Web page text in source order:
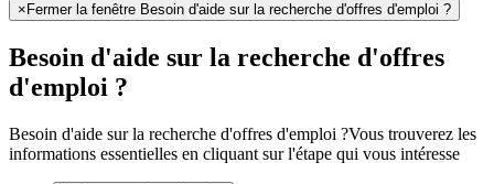
× Fermer la fenêtre Besoin d'aide sur la recherche d'offres d'emploi ?
Besoin d'aide sur la recherche d'offres
d'emploi ?
Besoin d'aide sur la recherche d'offres d'emploi ?Vous trouverez les
informations essentielles en cliquant sur l'étape qui vous intéresse